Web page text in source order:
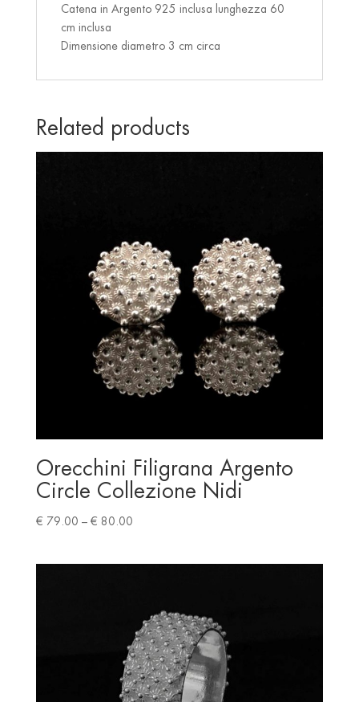
Catena in Argento 925 inclusa lunghezza 60
cm inclusa
Dimensione diametro 3 cm circa
Related products
Orecchini Filigrana Argento
Circle Collezione Nidi
€ 79.00 – € 80.00Price